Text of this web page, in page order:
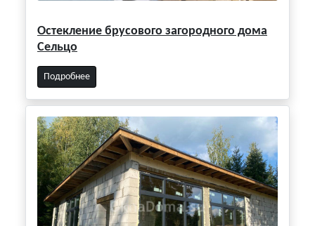
Остекление брусового загородного дома
Сельцо
Подробнее